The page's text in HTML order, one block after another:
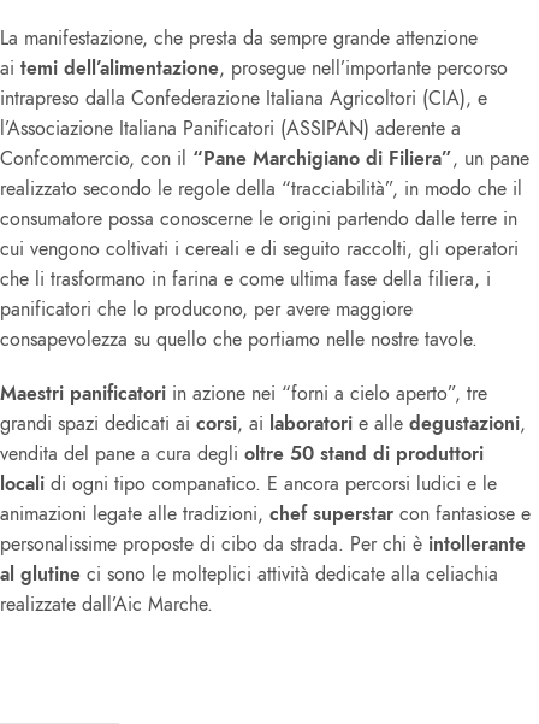
La manifestazione, che presta da sempre grande attenzione
ai temi dell’alimentazione, prosegue nell’importante percorso
intrapreso dalla Confederazione Italiana Agricoltori (CIA), e
l’Associazione Italiana Panificatori (ASSIPAN) aderente a
Confcommercio, con il “Pane Marchigiano di Filiera”, un pane
realizzato secondo le regole della “tracciabilità”, in modo che il
consumatore possa conoscerne le origini partendo dalle terre in
cui vengono coltivati i cereali e di seguito raccolti, gli operatori
che li trasformano in farina e come ultima fase della filiera, i
panificatori che lo producono, per avere maggiore
consapevolezza su quello che portiamo nelle nostre tavole.
Maestri panificatori in azione nei “forni a cielo aperto”, tre
grandi spazi dedicati ai corsi, ai laboratori e alle degustazioni,
vendita del pane a cura degli oltre 50 stand di produttori
locali di ogni tipo companatico. E ancora percorsi ludici e le
animazioni legate alle tradizioni, chef superstar con fantasiose e
personalissime proposte di cibo da strada. Per chi è intollerante
al glutine ci sono le molteplici attività dedicate alla celiachia
realizzate dall’Aic Marche.